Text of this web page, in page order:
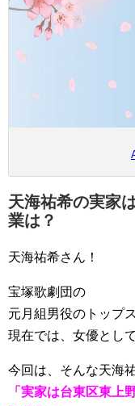
天海祐希の実家
業は？
天海祐希さん！
宝塚歌劇団の
元月組男役のトップ
現在では、女優とし
今回は、そんな天海
「実家は台東区東上